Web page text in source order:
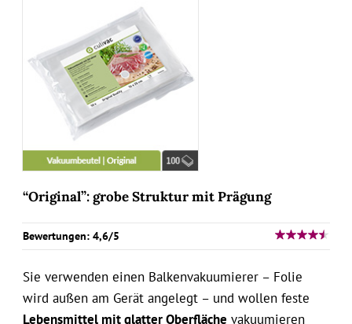
“Original”: grobe Struktur mit Prägung
Bewertungen: 4,6/5
Sie verwenden einen Balkenvakuumierer – Folie
wird außen am Gerät angelegt – und wollen feste
Lebensmittel mit glatter Oberfläche vakuumieren